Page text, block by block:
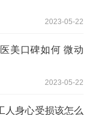
2023-05-22
美口碑如何 微动
2023-05-22
人身心受损该怎么